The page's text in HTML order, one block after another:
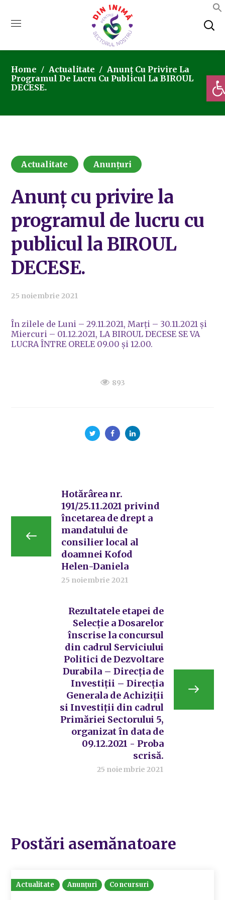
Home Actualitate
Anunț Cu Privire La
Programul De Lucru Cu Publicul La BIROUL
DECESE.
Actualitate Anunțuri
Anunț cu privire la
programul de lucru cu
publicul la BIROUL
DECESE.
25 noiembrie 2021
În zilele de Luni – 29.11.2021, Marți – 30.11.2021 și
Miercuri – 01.12.2021, LA BIROUL DECESE SE VA
LUCRA ÎNTRE ORELE 09.00 și 12.00.
893
Hotărârea nr.
191/25.11.2021 privind
încetarea de drept a
mandatului de
consilier local al
doamnei Kofod
Helen-Daniela
25 noiembrie 2021
Rezultatele etapei de
Selecție a Dosarelor
înscrise la concursul
din cadrul Serviciului
Politici de Dezvoltare
Durabila – Direcția de
Investiții – Direcția
Generala de Achiziții
si Investiții din cadrul
Primăriei Sectorului 5,
organizat în data de
09.12.2021 - Proba
scrisă.
25 noiembrie 2021
Postări asemănatoare
Actualitate Anunțuri Concursuri